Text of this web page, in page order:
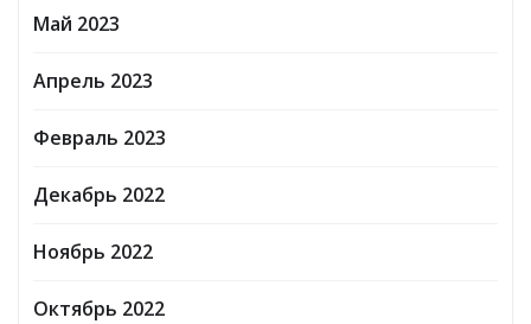
Май 2023
Апрель 2023
Февраль 2023
Декабрь 2022
Ноябрь 2022
Октябрь 2022